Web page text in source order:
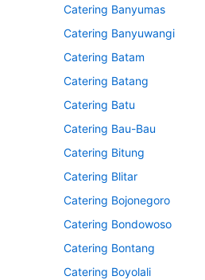
Catering Banyumas
Catering Banyuwangi
Catering Batam
Catering Batang
Catering Batu
Catering Bau-Bau
Catering Bitung
Catering Blitar
Catering Bojonegoro
Catering Bondowoso
Catering Bontang
Catering Boyolali